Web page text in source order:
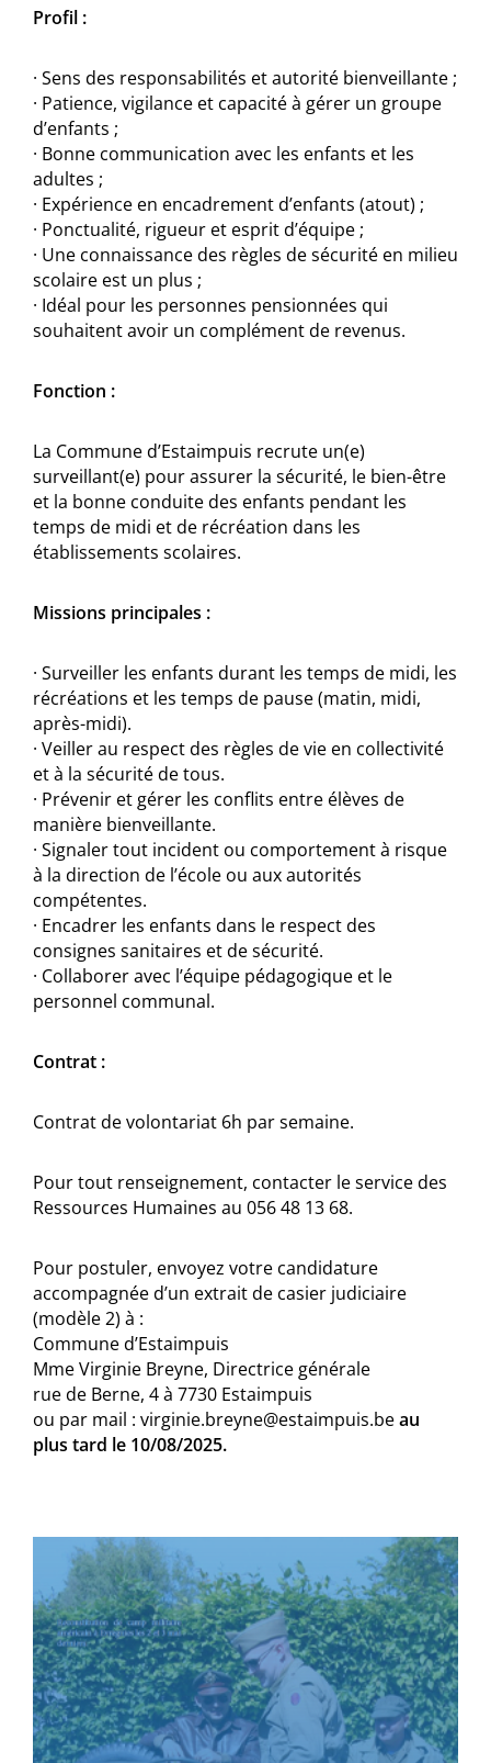
Profil :
· Sens des responsabilités et autorité bienveillante ;
· Patience, vigilance et capacité à gérer un groupe
d’enfants ;
· Bonne communication avec les enfants et les
adultes ;
· Expérience en encadrement d’enfants (atout) ;
· Ponctualité, rigueur et esprit d’équipe ;
· Une connaissance des règles de sécurité en milieu
scolaire est un plus ;
· Idéal pour les personnes pensionnées qui
souhaitent avoir un complément de revenus.
Fonction :
La Commune d’Estaimpuis recrute un(e)
surveillant(e) pour assurer la sécurité, le bien-être
et la bonne conduite des enfants pendant les
temps de midi et de récréation dans les
établissements scolaires.
Missions principales :
· Surveiller les enfants durant les temps de midi, les
récréations et les temps de pause (matin, midi,
après-midi).
· Veiller au respect des règles de vie en collectivité
et à la sécurité de tous.
· Prévenir et gérer les conflits entre élèves de
manière bienveillante.
· Signaler tout incident ou comportement à risque
à la direction de l’école ou aux autorités
compétentes.
· Encadrer les enfants dans le respect des
consignes sanitaires et de sécurité.
· Collaborer avec l’équipe pédagogique et le
personnel communal.
Contrat :
Contrat de volontariat 6h par semaine.
Pour tout renseignement, contacter le service des
Ressources Humaines au 056 48 13 68.
Pour postuler, envoyez votre candidature
accompagnée d’un extrait de casier judiciaire
(modèle 2) à :
Commune d’Estaimpuis
Mme Virginie Breyne, Directrice générale
rue de Berne, 4 à 7730 Estaimpuis
ou par mail : virginie.breyne@estaimpuis.beau
plus tard le 10/08/2025.